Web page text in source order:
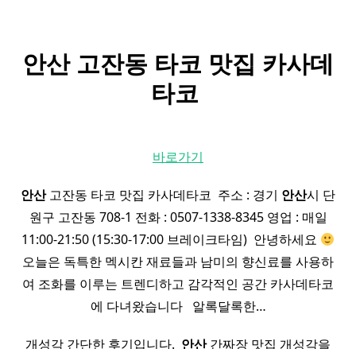
안산고잔동 타코 맛집 카사데
타코 ​
바로가기
안산고잔동 타코 맛집 카사데타코 ​ 주소 : 경기 안산시 단
원구 고잔동 708-1 전화 : 0507-1338-8345 영업 : 매일
11:00-21:50 (15:30-17:00 브레이크타임) ​ 안녕하세요
오늘은 독특한 멕시칸 재료들과 남미의 향신료를 사용하
여 조화를 이루는 트렌디하고 감각적인 공간 카사데타코
에 다녀왔습니다 ​ ​ 알록달록한…
개성각 간단한 후기입니다. ​ 안산간짜장 맛집 개성각을